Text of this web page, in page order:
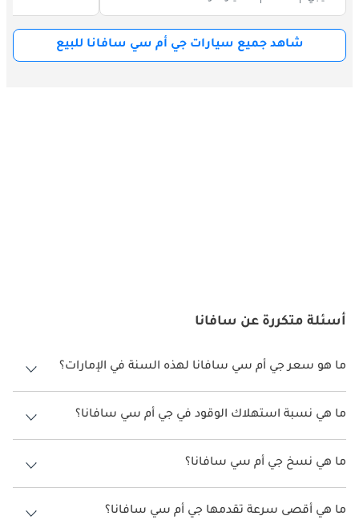
شاهد جميع سيارات جي أم سي سافانا للبيع
أسئلة متكررة عن سافانا
ما هو سعر جي أم سي سافانا لهذه السنة في الإمارات؟
جي أم سي سافانا لهذه السنة في الإمارات هو TBD.
ما هي نسبة استهلاك الوقود في جي أم سي سافانا؟
اقترحت الشركة المصنعة أن تكون نسبة توفير استهلاك الوقود لسيارة جي أم
سي سافانا هو TBD.
ما هي نسخ جي أم سي سافانا؟
نسخ جي أم سي سافانا هي .
ما هي أقصى سرعة تقدمها جي أم سي سافانا؟